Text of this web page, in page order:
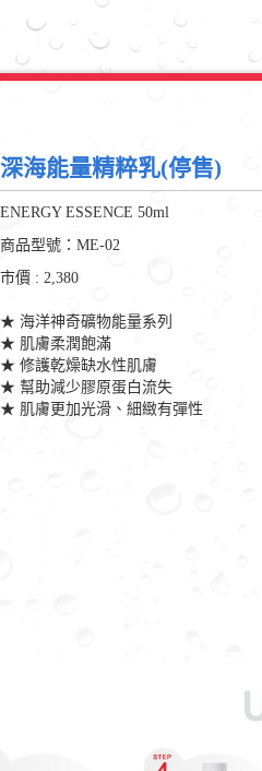
深海能量精粹乳(停售)
ENERGY ESSENCE 50ml
商品型號：ME-02
市價 : 2,380
★ 海洋神奇礦物能量系列
★ 肌膚柔潤飽滿
★ 修護乾燥缺水性肌膚
★ 幫助減少膠原蛋白流失
★ 肌膚更加光滑、細緻有彈性